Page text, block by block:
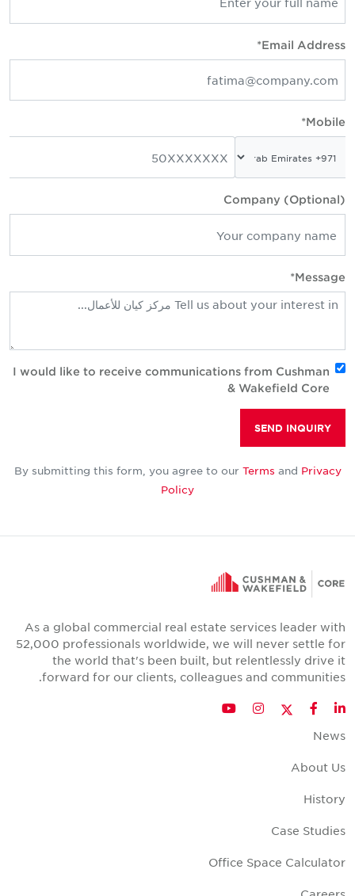
Email Address*
Mobile*
Company (Optional)
Message*
I would like to receive communications from Cushman
& Wakefield Core
SEND INQUIRY
By submitting this form, you agree to ourTermsandPrivacy
Policy
As a global commercial real estate services leader with
52,000 professionals worldwide, we will never settle for
the world that's been built, but relentlessly drive it
forward for our clients, colleagues and communities.
LinkedIn
Facebook
Twitter
Instagram
YouTube
News
About Us
History
Case Studies
Office Space Calculator